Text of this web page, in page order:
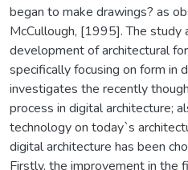
began to make drawings? as
McCullough, [1995]. The
development of architectural
specifically focusing on form in
investigates the recently
process in digital architecture;
technology on today`s
digital architecture has been
Firstly, the improvement in the